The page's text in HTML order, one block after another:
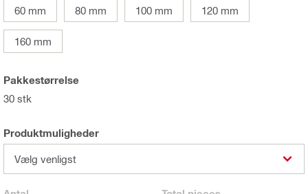
60 mm
80 mm 100 mm 120 mm
160 mm
Pakkestørrelse
30 stk
Produktmuligheder
Vælg venligst